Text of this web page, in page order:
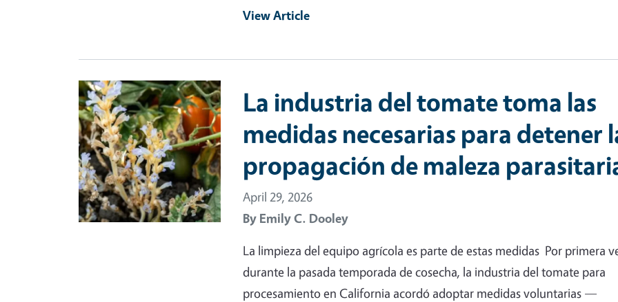
View Article
Primary Image
La industria del tomate toma las
medidas necesarias para detener
propagación de maleza
April 29, 2026
By Emily C. Dooley
La limpieza del equipo agrícola es parte de estas medidas Por primera
durante la pasada temporada de cosecha, la industria del tomate para
procesamiento en California acordó adoptar medidas voluntarias —